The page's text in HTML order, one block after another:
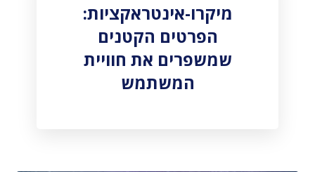
מיקרו-אינטראקציות:
הפרטים הקטנים
שמשפרים את חוויית
המשתמש